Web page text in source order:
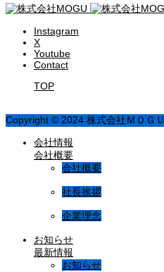
Instagram
X
Youtube
Contact
TOP
Copyright © 2024 株式会社ＭＯＧＵ
会社情報
会社概要
会社概要
社長挨拶
企業理念
お知らせ
最新情報
お知らせ